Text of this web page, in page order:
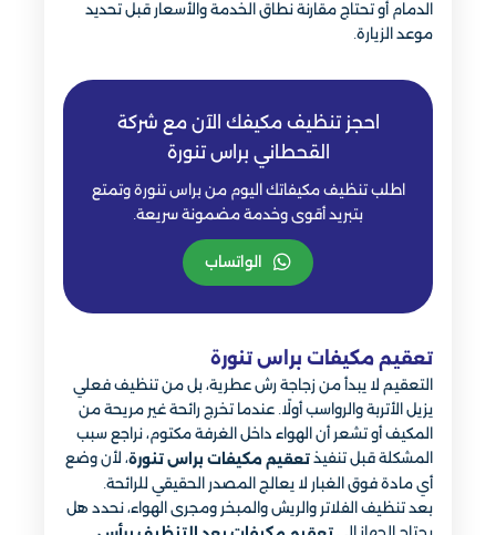
الدمام أو تحتاج مقارنة نطاق الخدمة والأسعار قبل تحديد
موعد الزيارة.
احجز تنظيف مكيفك الآن مع شركة
القحطاني براس تنورة
اطلب تنظيف مكيفاتك اليوم من براس تنورة وتمتع
بتبريد أقوى وخدمة مضمونة سريعة.
الواتساب
تعقيم مكيفات براس تنورة
التعقيم لا يبدأ من زجاجة رش عطرية، بل من تنظيف فعلي
يزيل الأتربة والرواسب أولًا. عندما تخرج رائحة غير مريحة من
المكيف أو تشعر أن الهواء داخل الغرفة مكتوم، نراجع سبب
المشكلة قبل تنفيذ تعقيم مكيفات براس تنورة، لأن وضع
أي مادة فوق الغبار لا يعالج المصدر الحقيقي للرائحة.
بعد تنظيف الفلاتر والريش والمبخر ومجرى الهواء، نحدد هل